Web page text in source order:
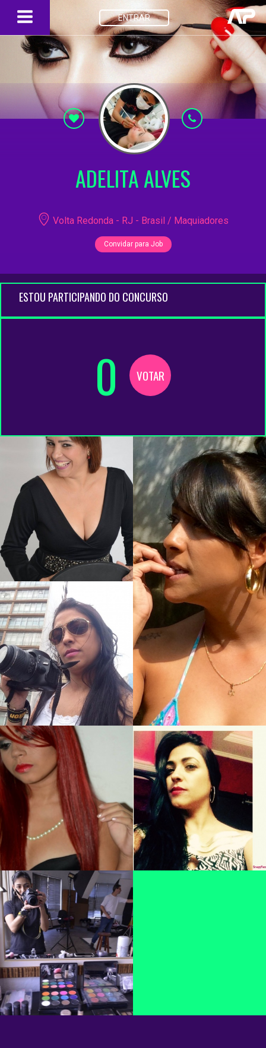
ENTRAR
ADELITA ALVES
Volta Redonda - RJ - Brasil / Maquiadores
Convidar para Job
ESTOU PARTICIPANDO DO CONCURSO
0 VOTAR